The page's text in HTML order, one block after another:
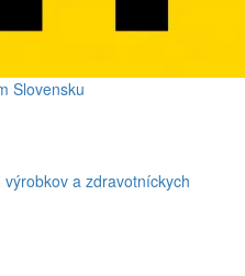
Slovensku
a zdravotníckych